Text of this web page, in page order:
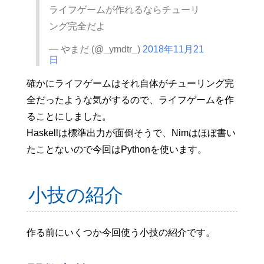
ライフゲームが作れるならチューリ
ング完全だよ
— やまだ (@_ymdtr_) 2018年11月21
日
確かにライフゲームはそれ自体がチューリング完
全だったような気がするので、ライフゲームを作
ることにしました。
Haskellは標準出力が面倒そうで、Nimはほぼ書い
たことないので今回はPythonを使います。
小技の紹介
作る前にいくつか今回使う小技の紹介です。